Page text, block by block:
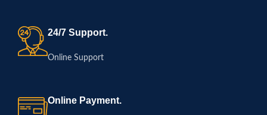
24/7 Support.
Online Support
Online Payment.